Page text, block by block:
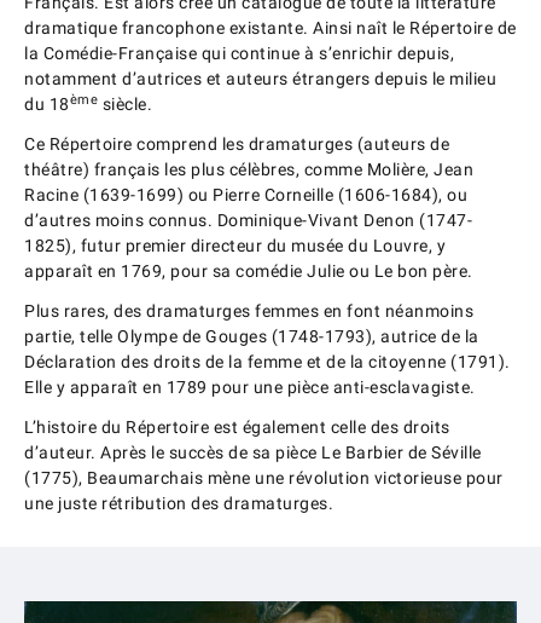
dramatique francophone existante. Ainsi naît le Répertoire de
la Comédie-Française qui continue à s’enrichir depuis,
notamment d’autrices et auteurs étrangers depuis le milieu
du 18ème siècle.
Ce Répertoire comprend les dramaturges (auteurs de
théâtre) français les plus célèbres, comme Molière, Jean
Racine (1639-1699) ou Pierre Corneille (1606-1684), ou
d’autres moins connus. Dominique-Vivant Denon (1747-
1825), futur premier directeur du musée du Louvre, y
apparaît en 1769, pour sa comédie Julie ou Le bon père.
Plus rares, des dramaturges femmes en font néanmoins
partie, telle Olympe de Gouges (1748-1793), autrice de la
Déclaration des droits de la femme et de la citoyenne (1791).
Elle y apparaît en 1789 pour une pièce anti-esclavagiste.
L’histoire du Répertoire est également celle des droits
d’auteur. Après le succès de sa pièce Le Barbier de Séville
(1775), Beaumarchais mène une révolution victorieuse pour
une juste rétribution des dramaturges.